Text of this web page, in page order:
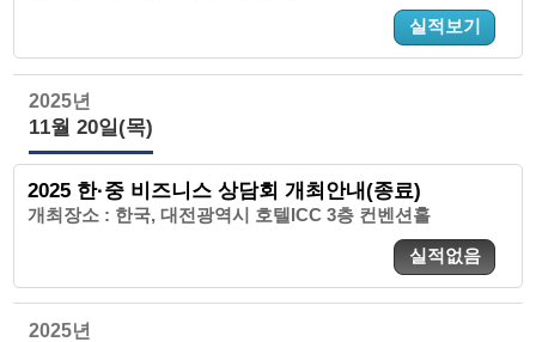
실적보기
2025년
11월 20일(목)
2025 한·중 비즈니스 상담회 개최안내(종료)
개최장소 : 한국, 대전광역시 호텔ICC 3층 컨벤션홀
실적없음
2025년